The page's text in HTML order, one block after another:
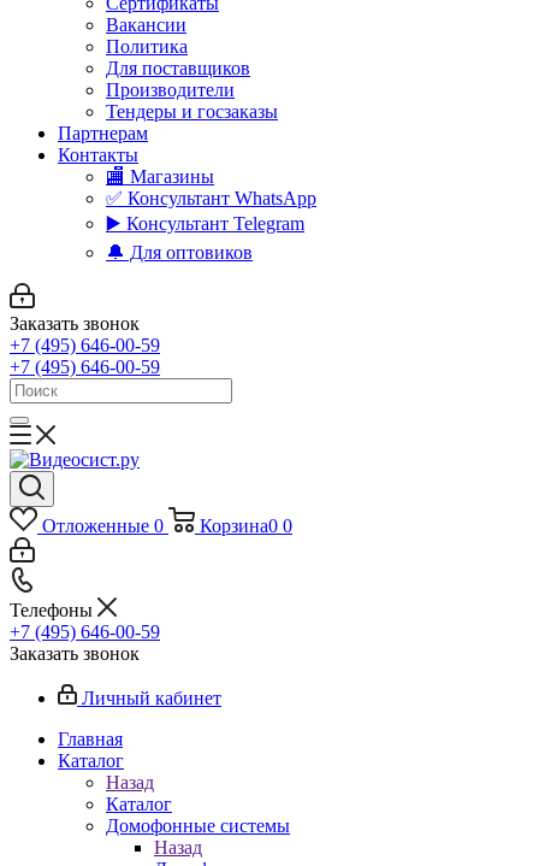
Вакансии
Политика
Для поставщиков
Производители
Тендеры и госзаказы
Партнерам
Контакты
🏬 Магазины
✅️ Консультант WhatsApp
▶️ Консультант Telegram
🔔 Для оптовиков
Заказать звонок
+7 (495) 646-00-59
+7 (495) 646-00-59
Отложенные 0 Корзина0 0
Телефоны
+7 (495) 646-00-59
Заказать звонок
Личный кабинет
Главная
Каталог
Назад
Каталог
Домофонные системы
Назад